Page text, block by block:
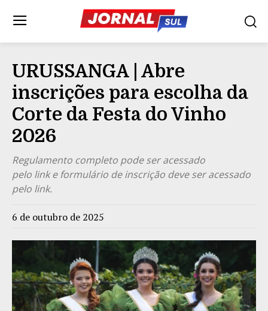
URUSSANGA | Abre
inscrições para escolha da
Corte da Festa do Vinho
2026
Regulamento completo pode ser acessado
pelo link e formulário de inscrição deve ser acessado
pelo link.
6 de outubro de 2025